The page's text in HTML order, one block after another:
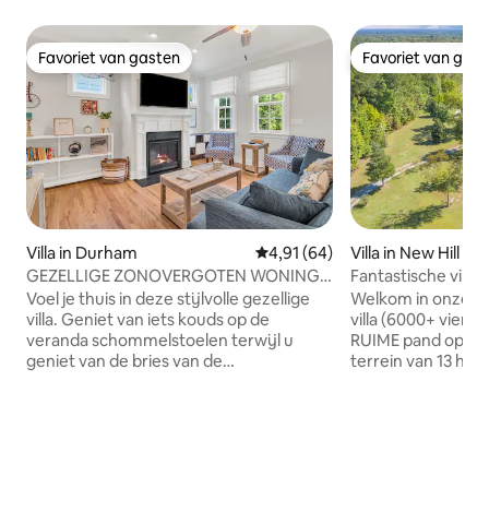
Favoriet van gasten
Favoriet van gasten
Villa in Durham Gemiddelde beoordeling van
4,91 (64)
GEZELLIGE ZONOVERGOTEN WONING /
MODERNE VILLA VLAKBIJ HET
CENTRUM
Voel je thuis in deze stijlvolle gezellige
villa. Geniet van iets kouds op de
veranda schommelstoelen terwijl u
geniet van de bries van de
Favoriet van
Favoriet van
Villa in New Hill
Fantastische villa
aan het meer van
Welkom in onze
villa (6000+
RUIME pand op
terrein van 13